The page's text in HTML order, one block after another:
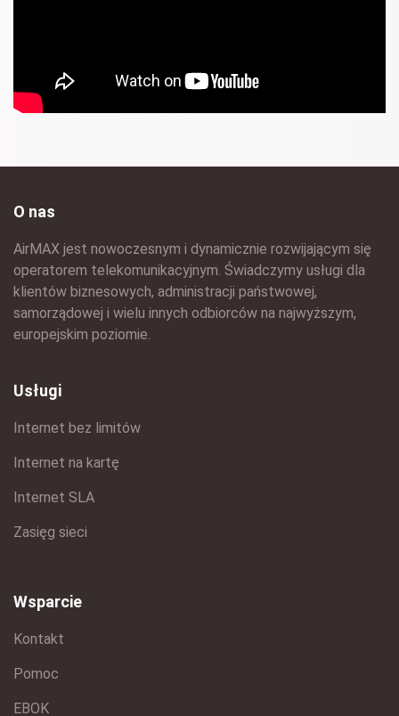
O nas
AirMAX jest nowoczesnym i dynamicznie rozwijającym się
operatorem telekomunikacyjnym. Świadczymy usługi dla
klientów biznesowych, administracji państwowej,
samorządowej i wielu innych odbiorców na najwyższym,
europejskim poziomie.
Usługi
Internet bez limitów
Internet na kartę
Internet SLA
Zasięg sieci
Wsparcie
Kontakt
Pomoc
EBOK